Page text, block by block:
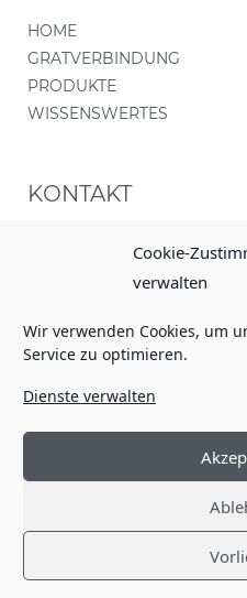
Cookie-
verwalten
Wir verwenden Cookies, um
Service zu optimieren.
Dienste verwalten
HOME
GRATVERBINDUNG
PRODUKTE
WISSENSWERTES
KONTAKT
info@bretterchef.de
ZAHLUNGSARTEN
KLIMANEUTRALER